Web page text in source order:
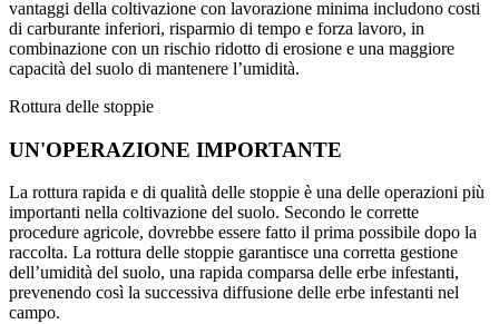
vantaggi della coltivazione con lavorazione minima includono costi
di carburante inferiori, risparmio di tempo e forza lavoro, in
combinazione con un rischio ridotto di erosione e una maggiore
capacità del suolo di mantenere l’umidità.
Rottura delle stoppie
UN'OPERAZIONE IMPORTANTE
La rottura rapida e di qualità delle stoppie è una delle operazioni più
importanti nella coltivazione del suolo. Secondo le corrette
procedure agricole, dovrebbe essere fatto il prima possibile dopo la
raccolta. La rottura delle stoppie garantisce una corretta gestione
dell’umidità del suolo, una rapida comparsa delle erbe infestanti,
prevenendo così la successiva diffusione delle erbe infestanti nel
campo.